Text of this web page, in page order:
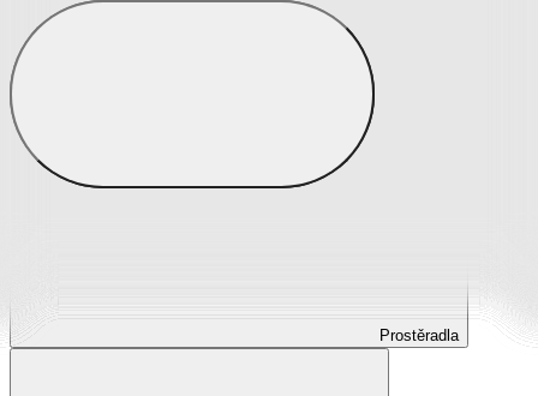
Prostěradla
Prostěradla